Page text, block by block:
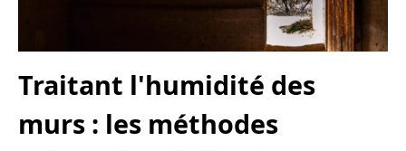
Traitant l'humidité des
murs : les méthodes